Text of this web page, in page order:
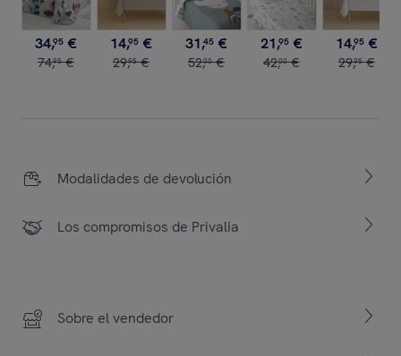
34,95 €
74,95 €
14,95 €
29,95 €
31,45 €
52,00 €
21,95 €
42,00 €
14,95 €
29,95 €
Modalidades de devolución
Los compromisos de Privalia
Sobre el vendedor